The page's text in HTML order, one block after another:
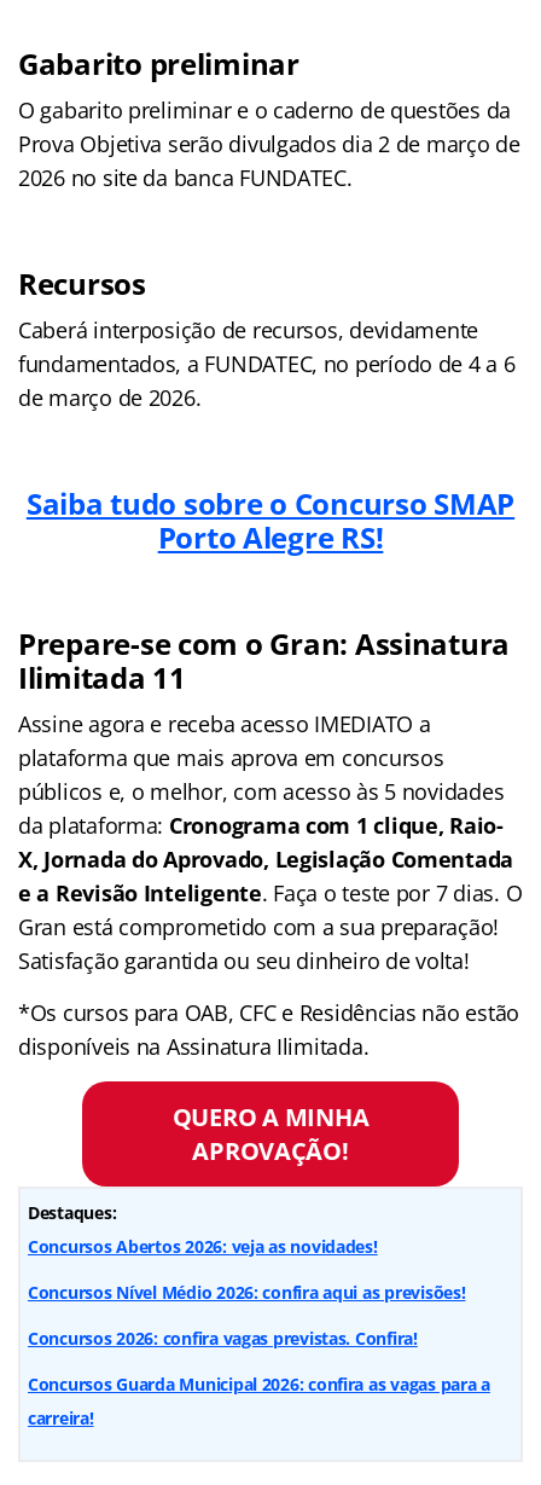
Gabarito preliminar
O gabarito preliminar e o caderno de questões da
Prova Objetiva serão divulgados dia 2 de março de
2026 no site da banca FUNDATEC.
Recursos
Caberá interposição de recursos, devidamente
fundamentados, a FUNDATEC, no período de 4 a 6
de março de 2026.
Saiba tudo sobre o Concurso SMAP
Porto Alegre RS!
Prepare-se com o Gran: Assinatura
Ilimitada 11
Assine agora e receba acesso IMEDIATO a
plataforma que mais aprova em concursos
públicos e, o melhor, com acesso às 5 novidades
da plataforma: Cronograma com 1 clique, Raio-
X, Jornada do Aprovado, Legislação Comentada
e a Revisão Inteligente. Faça o teste por 7 dias. O
Gran está comprometido com a sua preparação!
Satisfação garantida ou seu dinheiro de volta!
*Os cursos para OAB, CFC e Residências não estão
disponíveis na Assinatura Ilimitada.
QUERO A MINHA
APROVAÇÃO!
Destaques:
Concursos Abertos 2026: veja as novidades!
Concursos Nível Médio 2026: confira aqui as previsões!
Concursos 2026: confira vagas previstas. Confira!
Concursos Guarda Municipal 2026: confira as vagas para a
carreira!